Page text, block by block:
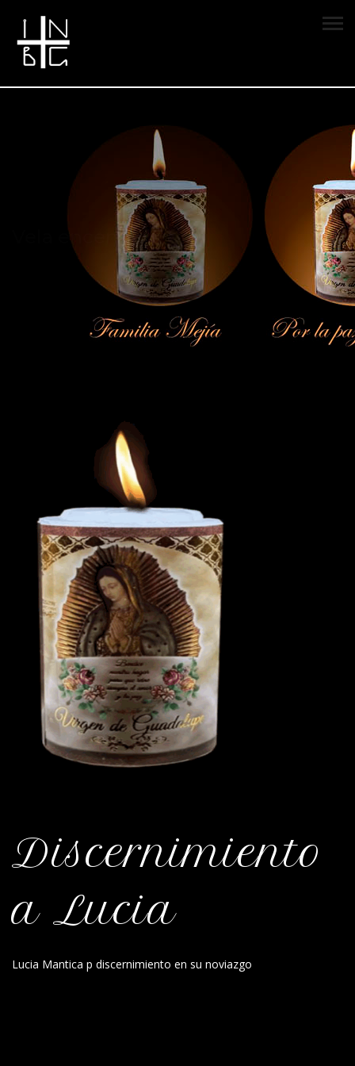
Vela encendida
Discernimiento
a Lucia
Lucia Mantica p discernimiento en su noviazgo